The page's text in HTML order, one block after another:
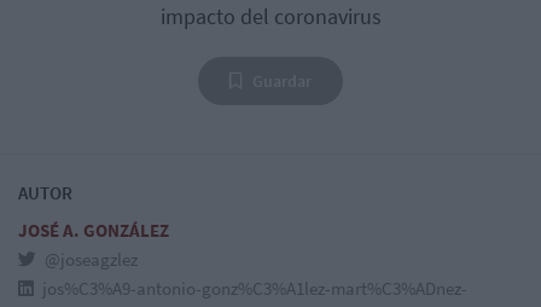
impacto del coronavirus
AUTOR
JOSÉ A. GONZÁLEZ
@joseagzlez
jos%C3%A9-antonio-gonz%C3%A1lez-mart%C3%ADnez-